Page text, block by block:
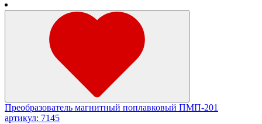
Преобразователь магнитный поплавковый ПМП-201
артикул: 7145